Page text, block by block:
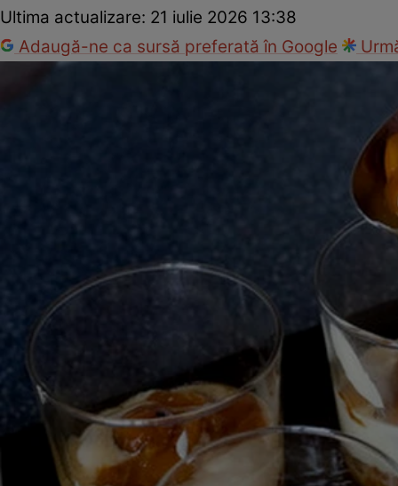
Ultima actualizare: 21 iulie 2026 13:38
Adaugă-ne ca sursă preferată în Google